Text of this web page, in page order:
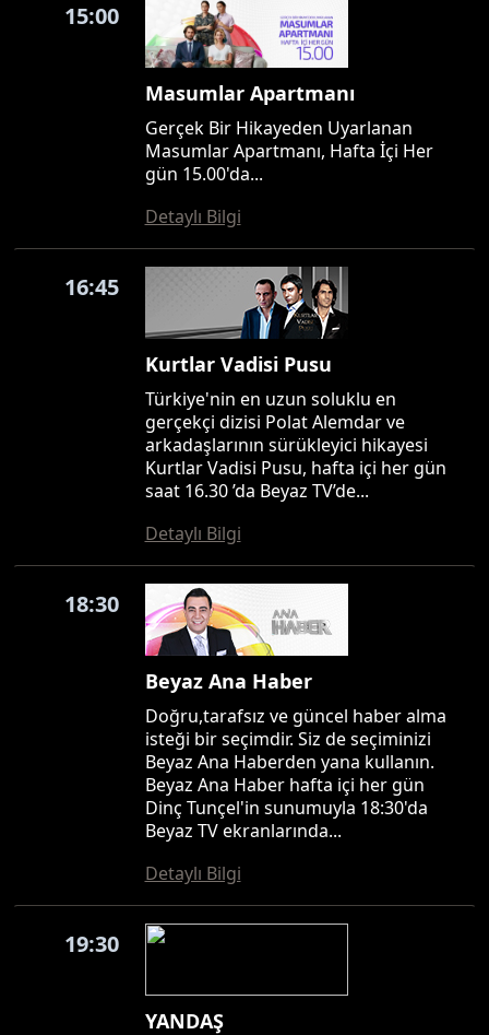
15:00
Masumlar Apartmanı
Gerçek Bir Hikayeden Uyarlanan
Masumlar Apartmanı, Hafta İçi Her
gün 15.00'da...
Detaylı Bilgi
16:45
Kurtlar Vadisi Pusu
Türkiye'nin en uzun soluklu en
gerçekçi dizisi Polat Alemdar ve
arkadaşlarının sürükleyici hikayesi
Kurtlar Vadisi Pusu, hafta içi her gün
saat 16.30 ’da Beyaz TV’de...
Detaylı Bilgi
18:30
Beyaz Ana Haber
Doğru,tarafsız ve güncel haber alma
isteği bir seçimdir. Siz de seçiminizi
Beyaz Ana Haberden yana kullanın.
Beyaz Ana Haber hafta içi her gün
Dinç Tunçel'in sunumuyla 18:30'da
Beyaz TV ekranlarında...
Detaylı Bilgi
19:30
YANDAŞ